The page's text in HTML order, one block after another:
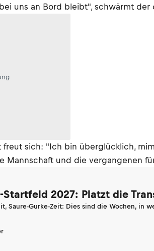
uns an Bord bleibt", schwärmt der
freut sich: "Ich bin überglücklich,
Mannschaft und die vergangenen
Startfeld 2027: Platzt die
Saure-Gurke-Zeit: Dies sind die Wochen, in